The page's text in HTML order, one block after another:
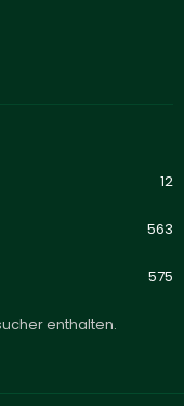
12
563
575
enthalten.